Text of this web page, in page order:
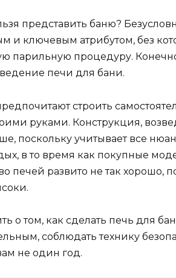
представить баню?
и ключевым атрибутом, без
парильную процедуру.
печи для бани.
строить
руками. Конструкция,
поскольку учитывает все
в то время как покупные
печей развито не так хорошо,
о том, как сделать печь для
соблюдать технику
не один год.